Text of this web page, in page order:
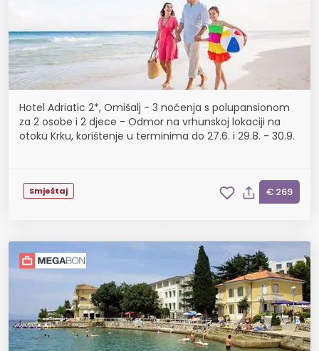
Hotel Adriatic 2*, Omišalj - 3 noćenja s polupansionom
za 2 osobe i 2 djece - Odmor na vrhunskoj lokaciji na
otoku Krku, korištenje u terminima do 27.6. i 29.8. - 30.9.
Smještaj € 269